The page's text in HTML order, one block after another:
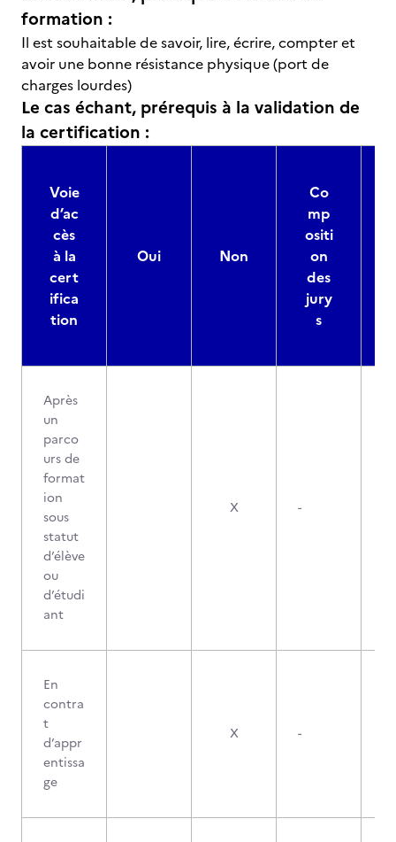
formation :
Il est souhaitable de savoir, lire, écrire, compter et
avoir une bonne résistance physique (port de
charges lourdes)
Le cas échant, prérequis à la validation de
la certification :
Voie
d’ac
cès
à la
cert
ifica
tion
Oui Non
Co
mp
ositi
on
des
jury
s
Après
un
parco
urs de
format
ion
sous
statut
d’élève
ou
d’étudi
ant
X -
En
contra
t
d’appr
entissa
ge
X -